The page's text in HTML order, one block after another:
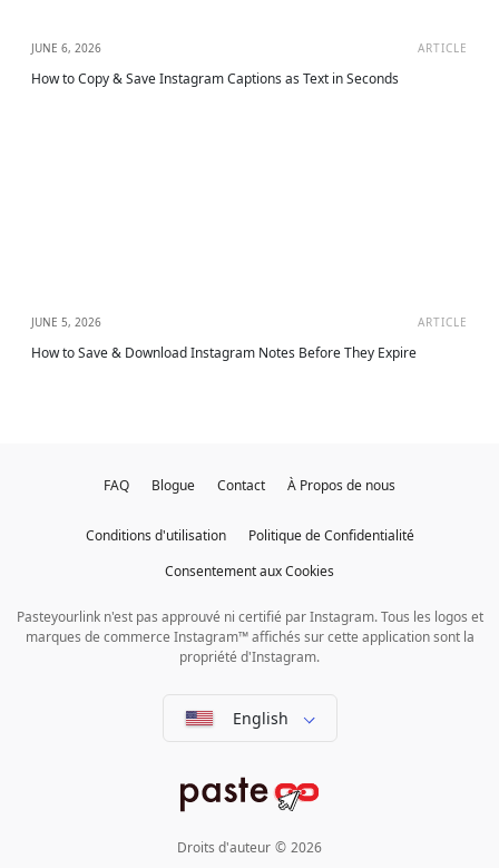
JUNE 6, 2026 ARTICLE
How to Copy & Save Instagram Captions as Text in Seconds
JUNE 5, 2026 ARTICLE
How to Save & Download Instagram Notes Before They Expire
English
Droits d'auteur © 2026
Pasteyourlink n'est pas approuvé ni certifié par Instagram. Tous les logos et
marques de commerce Instagram™ affichés sur cette application sont la
propriété d'Instagram.
FAQ Blogue Contact À Propos de nous
Conditions d'utilisation
Politique de Confidentialité
Consentement aux Cookies